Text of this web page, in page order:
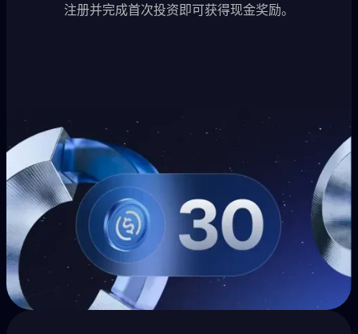
注册并完成首次投资即可获得现金奖励。